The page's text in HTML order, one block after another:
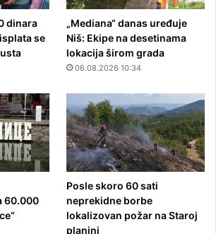
dinara
se
„Mediana“ danas uređuje
Niš: Ekipe na desetinama
lokacija širom grada
06.08.2026 10:34
60.000
Posle skoro 60 sati
neprekidne borbe
lokalizovan požar na Staroj
planini